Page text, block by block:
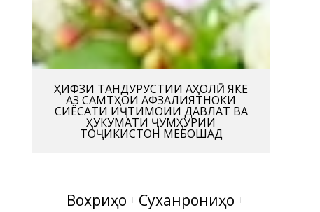
ҲИФЗИ ТАНДУРУСТИИ АҲОЛӢ ЯКЕ
АЗ САМТҲОИ АФЗАЛИЯТНОКИ
СИЁСАТИ ИҶТИМОИИ ДАВЛАТ ВА
ҲУКУМАТИ ҶУМҲУРИИ
ТОҶИКИСТОН МЕБОШАД
Вохӯриҳо
Суханрониҳо